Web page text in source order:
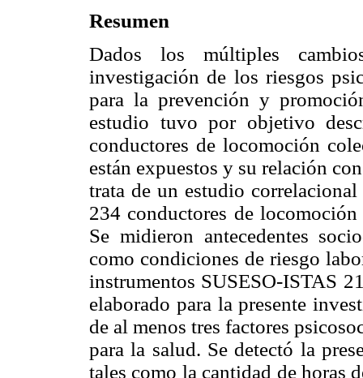
Resumen
Dados los múltiples
investigación de los riesgos
para la prevención y
estudio tuvo por objetivo
conductores de locomoción
están expuestos y su relación
trata de un estudio
234 conductores de
Se midieron antecedentes
como condiciones de riesgo
instrumentos SUSESO-ISTAS
elaborado para la presente
de al menos tres factores
para la salud. Se detectó la
tales como la cantidad de horas